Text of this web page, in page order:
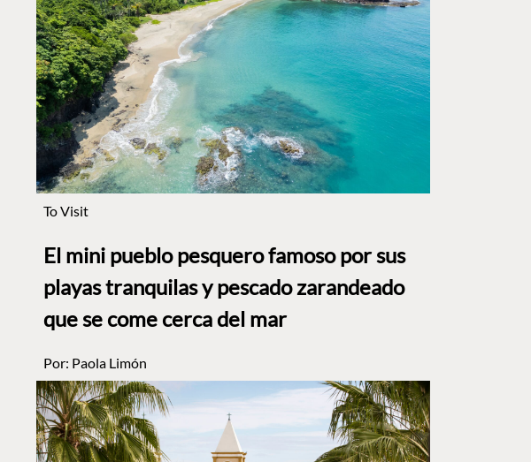
To Visit
El mini pueblo pesquero famoso por sus
playas tranquilas y pescado zarandeado
que se come cerca del mar
Por: Paola Limón